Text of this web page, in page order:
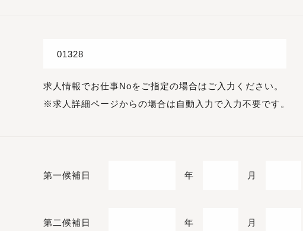
求人情報でお仕事Noをご指定の場合はご入力ください。
※求人詳細ページからの場合は自動入力で入力不要です。
第一候補日 年 月
第二候補日 年 月